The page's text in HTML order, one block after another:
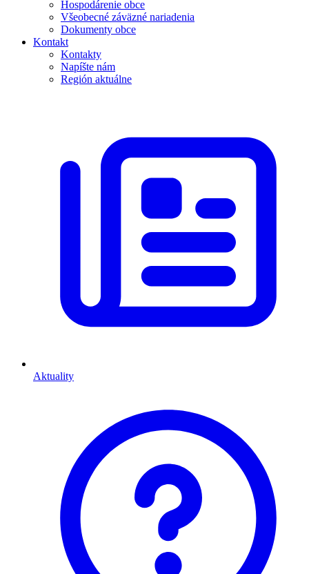
Hospodárenie obce
Všeobecné záväzné nariadenia
Dokumenty obce
Kontakt
Kontakty
Napíšte nám
Región aktuálne
Aktuality